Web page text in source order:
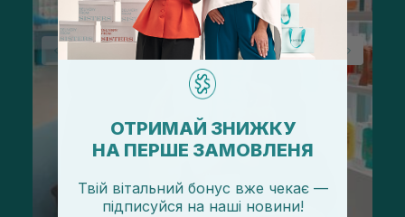
ОТРИМАЙ ЗНИЖКУ
НА ПЕРШЕ ЗАМОВЛЕНЯ
Твій вітальний бонус вже чекає —
підписуйся на наші новини!